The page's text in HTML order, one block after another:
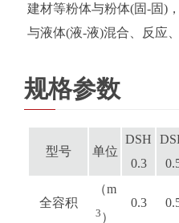
建材等粉体与粉体(固-固)
与液体(液-液)混合、反应
规格参数
型号 单位
DSH
0.3
全容积
（m
3 ）
0.3